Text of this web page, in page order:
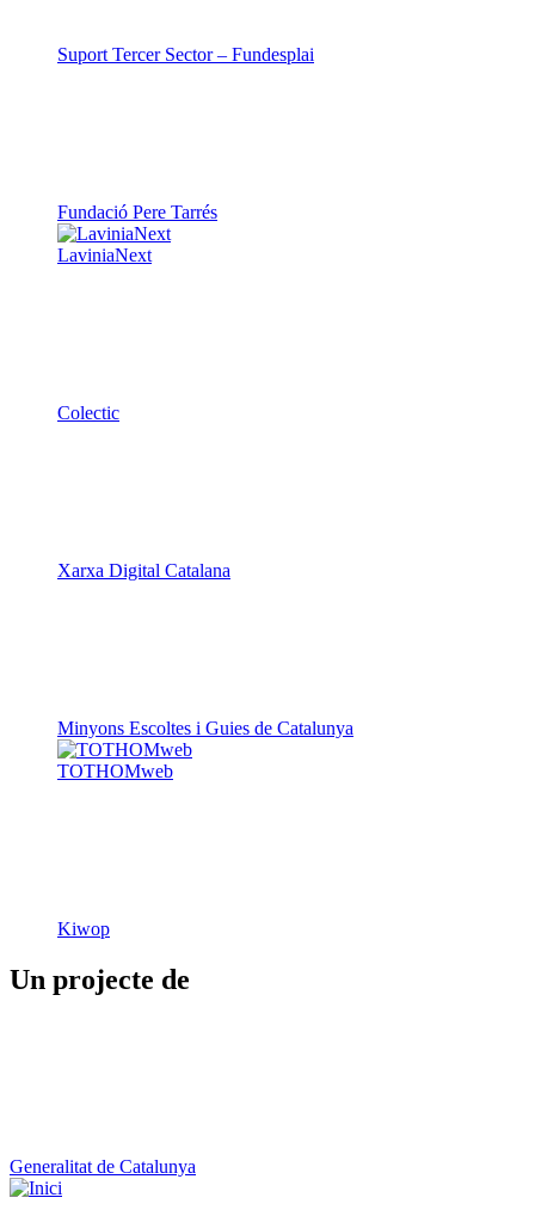
Suport Tercer Sector – Fundesplai
Fundació Pere Tarrés
LaviniaNext
Colectic
Xarxa Digital Catalana
Minyons Escoltes i Guies de Catalunya
TOTHOMweb
Kiwop
Un projecte de
Generalitat de Catalunya